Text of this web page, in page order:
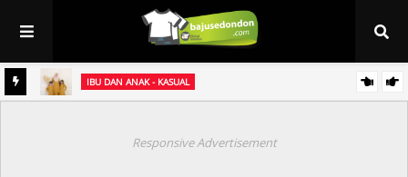
IBU DAN ANAK - KASUAL
Responsive Advertisement